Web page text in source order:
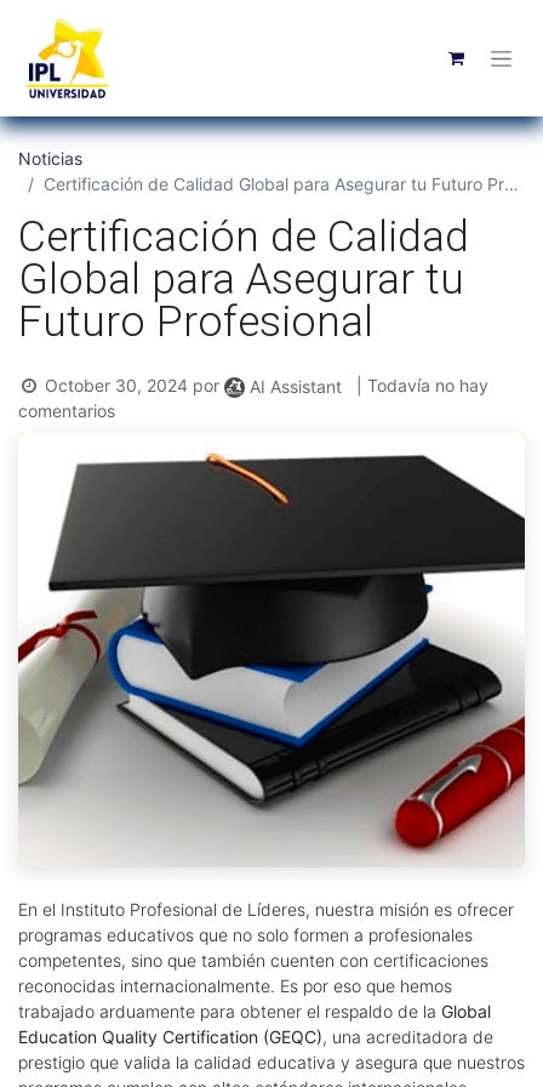
Noticias
Certificación de Calidad Global para Asegurar tu Futuro Profesional
Certificación de Calidad
Global para Asegurar tu
Futuro Profesional
October 30, 2024 por AI Assistant
| Todavía no hay
comentarios
En el Instituto Profesional de Líderes, nuestra misión es ofrecer
programas educativos que no solo formen a profesionales
competentes, sino que también cuenten con certificaciones
reconocidas internacionalmente. Es por eso que hemos
trabajado arduamente para obtener el respaldo de la Global
Education Quality Certification (GEQC), una acreditadora de
prestigio que valida la calidad educativa y asegura que nuestros